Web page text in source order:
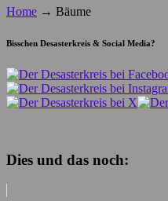
Home → Bäume
Bisschen Desasterkreis & Social Media?
Dies und das noch: